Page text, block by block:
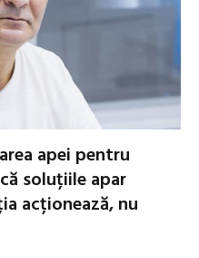
apei pentru
soluțiile apar
acționează, nu